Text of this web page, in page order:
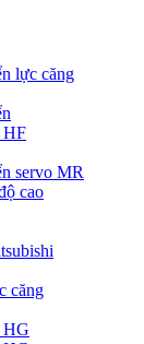
lực căng
HF
servo MR
cao
căng
HG